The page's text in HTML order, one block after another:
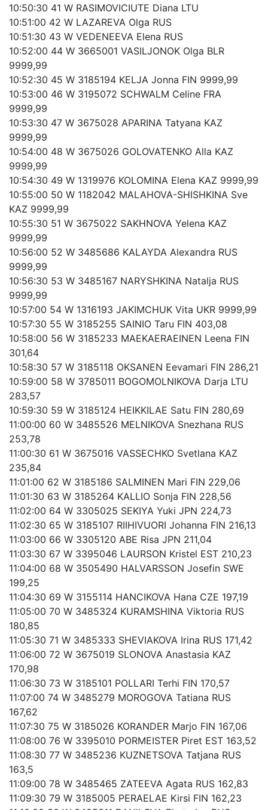
10:50:30 41 W RASIMOVICIUTE Diana LTU
10:51:00 42 W LAZAREVA Olga RUS
10:51:30 43 W VEDENEEVA Elena RUS
10:52:00 44 W 3665001 VASILJONOK Olga BLR
9999,99
10:52:30 45 W 3185194 KELJA Jonna FIN 9999,99
10:53:00 46 W 3195072 SCHWALM Celine FRA
9999,99
10:53:30 47 W 3675028 APARINA Tatyana KAZ
9999,99
10:54:00 48 W 3675026 GOLOVATENKO Alla KAZ
9999,99
10:54:30 49 W 1319976 KOLOMINA Elena KAZ 9999,99
10:55:00 50 W 1182042 MALAHOVA-SHISHKINA Sve
KAZ 9999,99
10:55:30 51 W 3675022 SAKHNOVA Yelena KAZ
9999,99
10:56:00 52 W 3485686 KALAYDA Alexandra RUS
9999,99
10:56:30 53 W 3485167 NARYSHKINA Natalja RUS
9999,99
10:57:00 54 W 1316193 JAKIMCHUK Vita UKR 9999,99
10:57:30 55 W 3185255 SAINIO Taru FIN 403,08
10:58:00 56 W 3185233 MAEKAERAEINEN Leena FIN
301,64
10:58:30 57 W 3185118 OKSANEN Eevamari FIN 286,21
10:59:00 58 W 3785011 BOGOMOLNIKOVA Darja LTU
283,57
10:59:30 59 W 3185124 HEIKKILAE Satu FIN 280,69
11:00:00 60 W 3485526 MELNIKOVA Snezhana RUS
253,78
11:00:30 61 W 3675016 VASSECHKO Svetlana KAZ
235,84
11:01:00 62 W 3185186 SALMINEN Mari FIN 229,06
11:01:30 63 W 3185264 KALLIO Sonja FIN 228,56
11:02:00 64 W 3305025 SEKIYA Yuki JPN 224,73
11:02:30 65 W 3185107 RIIHIVUORI Johanna FIN 216,13
11:03:00 66 W 3305120 ABE Risa JPN 211,04
11:03:30 67 W 3395046 LAURSON Kristel EST 210,23
11:04:00 68 W 3505490 HALVARSSON Josefin SWE
199,25
11:04:30 69 W 3155114 HANCIKOVA Hana CZE 197,19
11:05:00 70 W 3485324 KURAMSHINA Viktoria RUS
180,85
11:05:30 71 W 3485333 SHEVIAKOVA Irina RUS 171,42
11:06:00 72 W 3675019 SLONOVA Anastasia KAZ
170,98
11:06:30 73 W 3185101 POLLARI Terhi FIN 170,57
11:07:00 74 W 3485279 MOROGOVA Tatiana RUS
167,62
11:07:30 75 W 3185026 KORANDER Marjo FIN 167,06
11:08:00 76 W 3395010 PORMEISTER Piret EST 163,52
11:08:30 77 W 3485236 KUZNETSOVA Tatjana RUS
163,5
11:09:00 78 W 3485465 ZATEEVA Agata RUS 162,83
11:09:30 79 W 3185005 PERAELAE Kirsi FIN 162,23